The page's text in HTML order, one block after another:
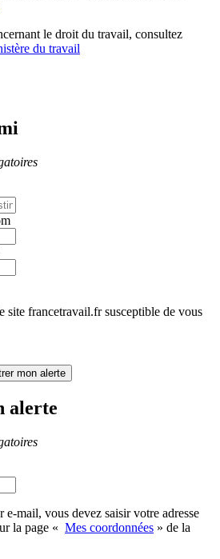
le droit du travail, consultez
du travail
site francetravail.fr susceptible de vous
mon alerte
alerte
e-mail, vous devez saisir votre adresse
la page « Mes coordonnées » de la